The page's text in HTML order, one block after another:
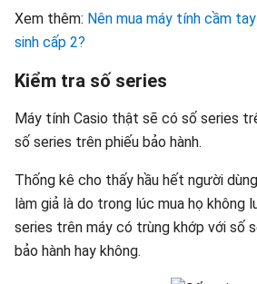
Xem thêm: Nên mua máy tính cầm
sinh cấp 2?
Kiểm tra số series
Máy tính Casio thật sẽ có số series
số series trên phiếu bảo hành.
Thống kê cho thấy hầu hết người
làm giả là do trong lúc mua họ không
series trên máy có trùng khớp với số
bảo hành hay không.